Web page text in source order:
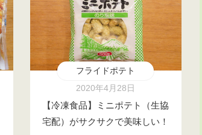
フライドポテト
2020年4月28日
【冷凍食品】ミニポテト（生協
宅配）がサクサクで美味しい！